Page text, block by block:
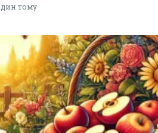
тому